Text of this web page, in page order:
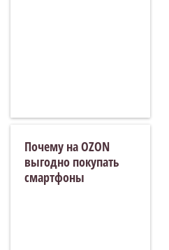
Почему на OZON
выгодно покупать
смартфоны